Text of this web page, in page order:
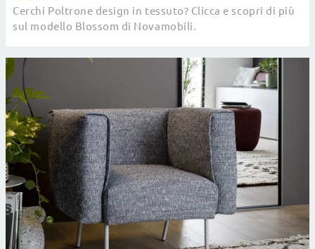
Cerchi Poltrone design in tessuto? Clicca e scopri di più
sul modello Blossom di Novamobili.